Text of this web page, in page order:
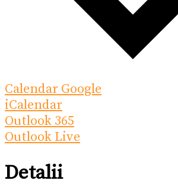
Calendar Google
iCalendar
Outlook 365
Outlook Live
Detalii